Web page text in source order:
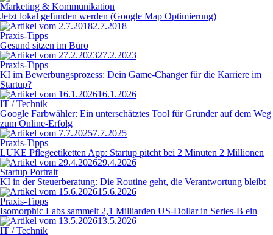
Marketing & Kommunikation
Jetzt lokal gefunden werden (Google Map Optimierung)
2.7.2018
Praxis-Tipps
Gesund sitzen im Büro
27.2.2023
Praxis-Tipps
KI im Bewerbungsprozess: Dein Game-Changer für die Karriere im
Startup?
16.1.2026
IT / Technik
Google Farbwähler: Ein unterschätztes Tool für Gründer auf dem Weg
zum Online-Erfolg
7.7.2025
Praxis-Tipps
LUKE Pflegeetiketten App: Startup pitcht bei 2 Minuten 2 Millionen
29.4.2026
Startup Portrait
KI in der Steuerberatung: Die Routine geht, die Verantwortung bleibt
15.6.2026
Praxis-Tipps
Isomorphic Labs sammelt 2,1 Milliarden US-Dollar in Series-B ein
13.5.2026
IT / Technik